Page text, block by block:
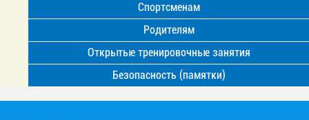
Спортсменам
Родителям
Открытые тренировочные занятия
Безопасность (памятки)